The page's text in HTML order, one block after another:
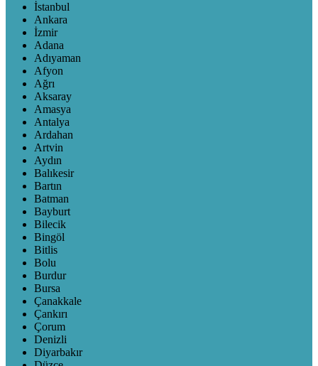
İstanbul
Ankara
İzmir
Adana
Adıyaman
Afyon
Ağrı
Aksaray
Amasya
Antalya
Ardahan
Artvin
Aydın
Balıkesir
Bartın
Batman
Bayburt
Bilecik
Bingöl
Bitlis
Bolu
Burdur
Bursa
Çanakkale
Çankırı
Çorum
Denizli
Diyarbakır